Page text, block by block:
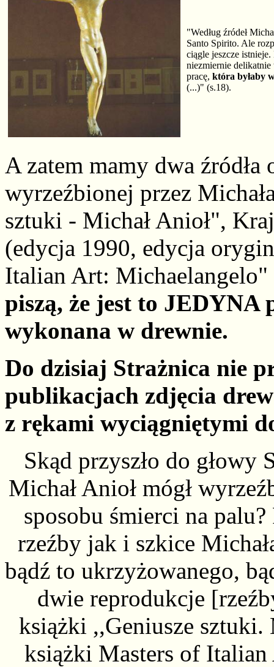
"Według źródeł
Santo Spirito. Ale
ciągle jeszcze
niezmiernie delikatnie
pracę, która byłaby
(...)" (s.18).
A zatem mamy dwa
wyrzeźbionej przez
sztuki - Michał Anioł",
(edycja 1990, edycja
Italian Art:
piszą, że jest to JEDYNA
wykonana w drewnie.
Do dzisiaj Strażnica nie
publikacjach zdjęcia
z rękami wyciągniętymi
Skąd przyszło do głowy
Michał Anioł mógł
sposobu śmierci na
rzeźby jak i szkice
bądź to ukrzyżowanego,
dwie reprodukcje
książki ,,Geniusze sztuki.
książki Masters of